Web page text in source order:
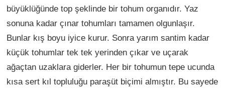
büyüklüğünde top şeklinde bir tohum organıdır. Yaz
sonuna kadar çınar tohumları tamamen olgunlaşır.
Bunlar kış boyu iyice kurur. Sonra yarım santim kadar
küçük tohumlar tek tek yerinden çıkar ve uçarak
ağaçtan uzaklara giderler. Her bir tohumun tepe ucunda
kısa sert kıl topluluğu paraşüt biçimi almıştır. Bu sayede